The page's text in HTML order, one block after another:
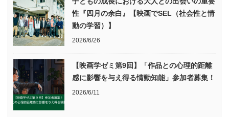
性『四月の余白』【映画でSEL（社会性と情
動の学習）】
2026/6/26
【映画学ゼミ第9回】「作品との心理的距離
感に影響を与え得る情動知能」参加者募集！
2026/6/11